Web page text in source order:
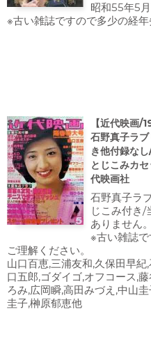
昭和55年5
※古い雑誌ですので多少の経年
【近代映画/
石野真子ラ
き他付録な
とじこみカ
代映画社
石野真子ラ
じこみ付き/
ありません。
※古い雑誌
ご理解ください。
山口百恵,三浦友和,久保田早
口五郎,ゴダイゴ,オフコース,
ろみ,広岡瞬,高田みづえ,中山
圭子,榊原郁恵他